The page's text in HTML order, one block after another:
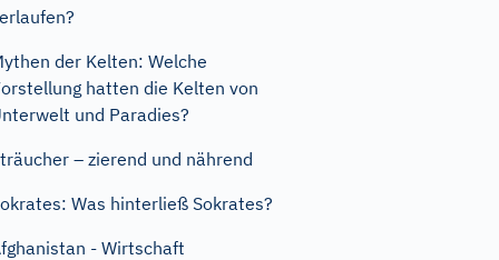
der Kelten: Welche
hatten die Kelten von
und Paradies?
– zierend und nährend
Was hinterließ Sokrates?
- Wirtschaft